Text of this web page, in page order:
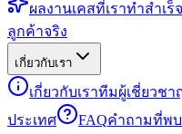
ผลงานเคสที่เราทำสำเร็
ลูกค้าจริง
เกี่ยวกับเรา
เกี่ยวกับเราทีมผู้เชี่ยวชา
ประเทศ
FAQคำถามที่พ